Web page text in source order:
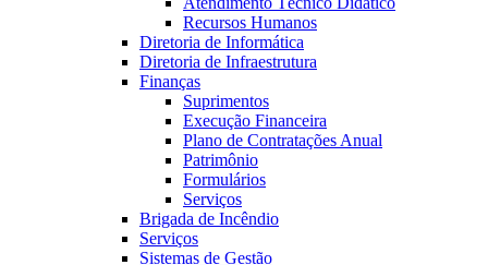
Recursos Humanos
Diretoria de Informática
Diretoria de Infraestrutura
Finanças
Suprimentos
Execução Financeira
Plano de Contratações Anual
Patrimônio
Formulários
Serviços
Brigada de Incêndio
Serviços
Sistemas de Gestão